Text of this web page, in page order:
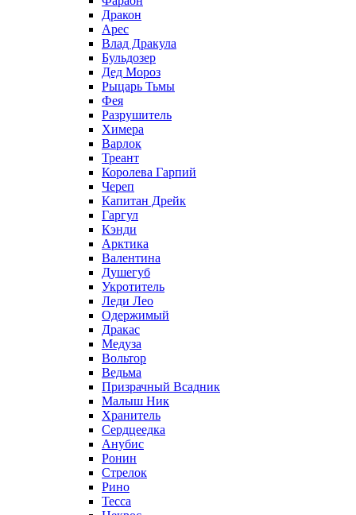
Дракон
Арес
Влад Дракула
Бульдозер
Дед Мороз
Рыцарь Тьмы
Фея
Разрушитель
Химера
Варлок
Треант
Королева Гарпий
Череп
Капитан Дрейк
Гаргул
Кэнди
Арктика
Валентина
Душегуб
Укротитель
Леди Лео
Одержимый
Дракас
Медуза
Вольтор
Ведьма
Призрачный Всадник
Малыш Ник
Хранитель
Сердцеедка
Анубис
Ронин
Стрелок
Рино
Тесса